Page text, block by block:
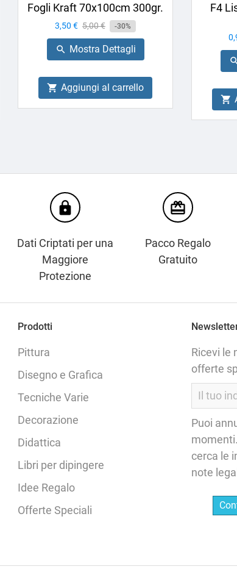
Fogli Kraft 70x100cm 300gr.
Prezzo
3,50 € Prezzo
base
5,00 € -30%
 Mostra Dettagli
 Aggiungi al carrello
F4

https
Dati Criptati per una
Maggiore
Protezione
card_giftcard
Pacco Regalo
Gratuito
Prodotti
Pittura
Disegno e Grafica
Tecniche Varie
Decorazione
Didattica
Libri per dipingere
Idee Regalo
Offerte Speciali
Ricevi le
offerte
Puoi
cerca le
note